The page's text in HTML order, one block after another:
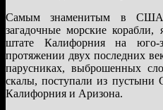
Самым знаменитым в США
загадочные морские корабли,
штате Калифорния на
протяжении двух последних
парусниках, выброшенных
скалы, поступали из
Калифорния и Аризона.